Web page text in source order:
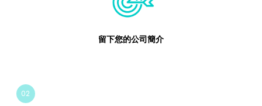
留下您的公司簡介
02